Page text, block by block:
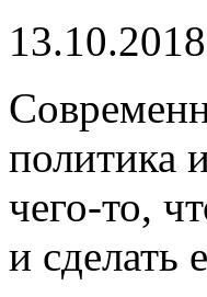
13.10.2018
политика
чего-то,
и сделать